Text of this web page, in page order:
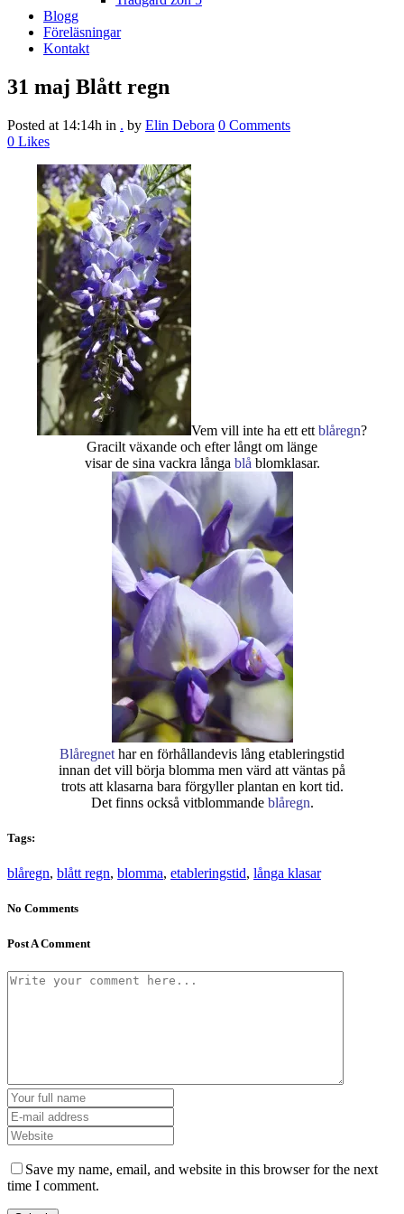
Blogg
Föreläsningar
Kontakt
31 maj Blått regn
Posted at 14:14h in . by Elin Debora 0 Comments
0 Likes
Vem vill inte ha ett ett blåregn?
Gracilt växande och efter långt om länge
visar de sina vackra långa blå blomklasar.
Blåregnet har en förhållandevis lång etableringstid
innan det vill börja blomma men värd att väntas på
trots att klasarna bara förgyller plantan en kort tid.
Det finns också vitblommande blåregn.
Tags:
blåregn, blått regn, blomma, etableringstid, långa klasar
No Comments
Post A Comment
Save my name, email, and website in this browser for the next
time I comment.